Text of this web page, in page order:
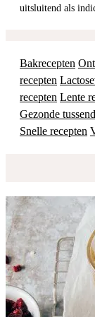
uitsluitend als
Bakrecepten
recepten
recepten Lente
Gezonde
Snelle recepten